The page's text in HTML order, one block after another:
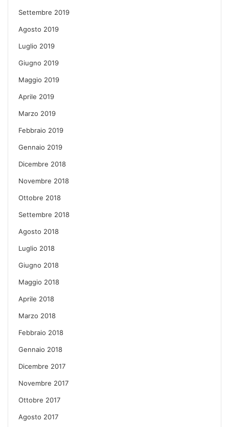
Settembre 2019
Agosto 2019
Luglio 2019
Giugno 2019
Maggio 2019
Aprile 2019
Marzo 2019
Febbraio 2019
Gennaio 2019
Dicembre 2018
Novembre 2018
Ottobre 2018
Settembre 2018
Agosto 2018
Luglio 2018
Giugno 2018
Maggio 2018
Aprile 2018
Marzo 2018
Febbraio 2018
Gennaio 2018
Dicembre 2017
Novembre 2017
Ottobre 2017
Agosto 2017